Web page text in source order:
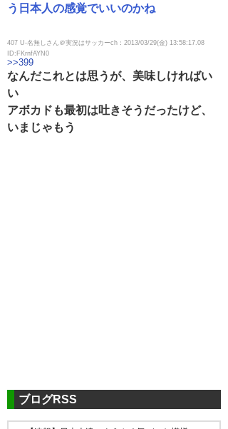
う日本人の感覚でいいのかね
407 U-名無しさん＠実況はサッカーch：2013/03/29(金) 13:58:17.08
ID:FKrnfAYN0
>>399
なんだこれとは思うが、美味しければい
い
アボカドも最初は吐きそうだったけど、
いまじゃもう
ブログRSS